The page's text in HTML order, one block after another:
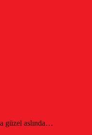
güzel aslında…